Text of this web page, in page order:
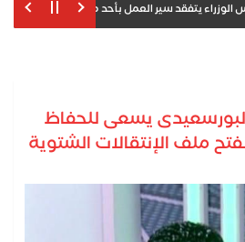
يتفقد سير العمل بأحد مطاحن الدقيق
البورسعيدى يسعى للحفاظ
ملف الإنتقالات الشتوية